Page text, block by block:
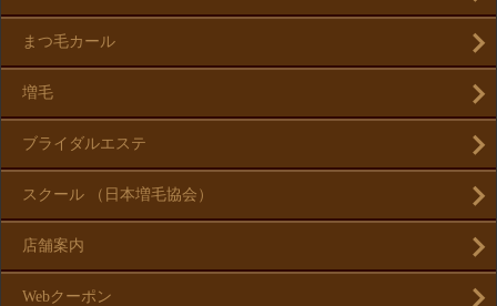
まつ毛カール
増毛
ブライダルエステ
スクール （日本増毛協会）
店舗案内
Webクーポン